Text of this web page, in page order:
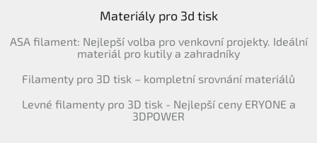
Materiály pro 3d tisk
ASA filament: Nejlepší volba pro venkovní projekty. Ideální
materiál pro kutily a zahradníky
Filamenty pro 3D tisk – kompletní srovnání materiálů
Levné filamenty pro 3D tisk - Nejlepší ceny ERYONE a
3DPOWER